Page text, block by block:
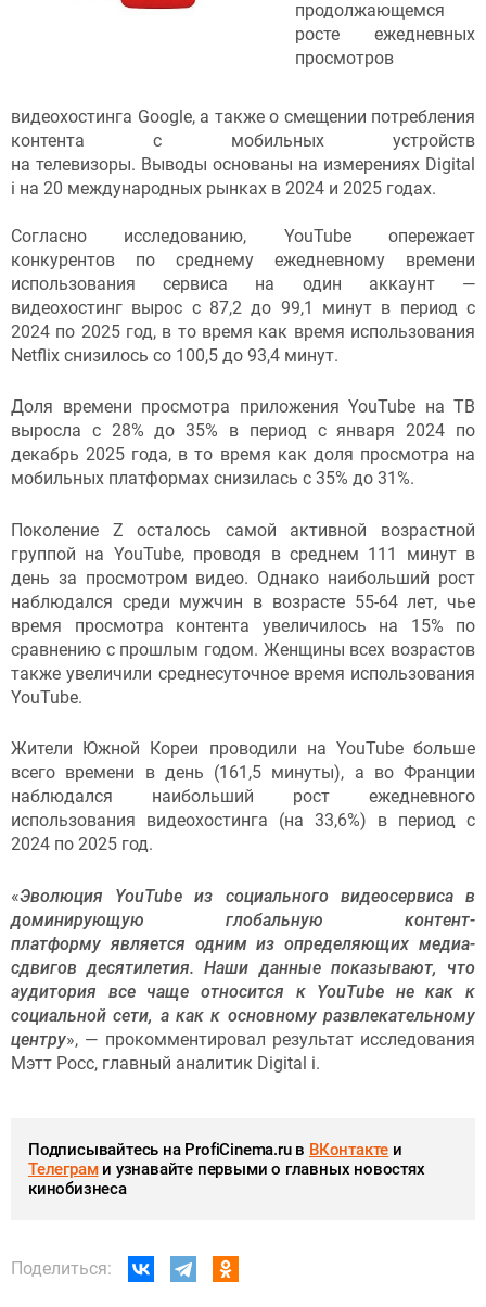
продолжающемся
росте ежедневных
просмотров
видеохостинга Google, а также о смещении потребления
контента с мобильных устройств
на телевизоры. Выводы основаны на измерениях Digital
i на 20 международных рынках в 2024 и 2025 годах.
Согласно исследованию, YouTube опережает
конкурентов по среднему ежедневному времени
использования сервиса на один аккаунт —
видеохостинг вырос с 87,2 до 99,1 минут в период с
2024 по 2025 год, в то время как время использования
Netflix снизилось со 100,5 до 93,4 минут.
Доля времени просмотра приложения YouTube на ТВ
выросла с 28% до 35% в период с января 2024 по
декабрь 2025 года, в то время как доля просмотра на
мобильных платформах снизилась с 35% до 31%.
Поколение Z осталось самой активной возрастной
группой на YouTube, проводя в среднем 111 минут в
день за просмотром видео. Однако наибольший рост
наблюдался среди мужчин в возрасте 55-64 лет, чье
время просмотра контента увеличилось на 15% по
сравнению с прошлым годом. Женщины всех возрастов
также увеличили среднесуточное время использования
YouTube.
Жители Южной Кореи проводили на YouTube больше
всего времени в день (161,5 минуты), а во Франции
наблюдался наибольший рост ежедневного
использования видеохостинга (на 33,6%) в период с
2024 по 2025 год.
«Эволюция YouTube из социального видеосервиса в
доминирующую глобальную контент-
платформу является одним из определяющих медиа-
сдвигов десятилетия. Наши данные показывают, что
аудитория все чаще относится к YouTube не как к
социальной сети, а как к основному развлекательному
центру», — прокомментировал результат исследования
Мэтт Росс, главный аналитик Digital i.
Подписывайтесь на ProfiCinema.ru в ВКонтакте и
Телеграми узнавайте первыми о главных новостях
кинобизнеса
Поделиться: